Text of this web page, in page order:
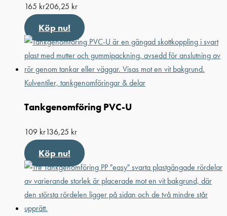
165 kr206,25 kr
Köp nu!
Kulventiler, tankgenomföringar & delar
Tankgenomföring PVC-U
109 kr136,25 kr
Köp nu!